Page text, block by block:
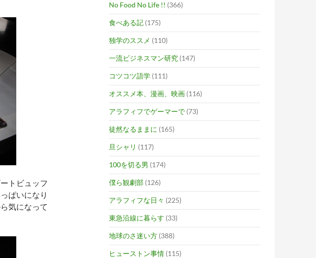
トビュッフ
ぱいになり
気になって
No Food No Life !! (366)
食べある記 (175)
独学のススメ (110)
一流ビジネスマン研究 (147)
コツコツ語学 (111)
オススメ本、漫画、映画 (116)
アラフィフでゲーマーで (73)
徒然なるままに (165)
旦シャリ (117)
100を切る男 (174)
僕ら観劇部 (126)
アラフィフな日々 (225)
東急沿線に暮らす (33)
地球のさ迷い方 (388)
ヒューストン事情 (115)